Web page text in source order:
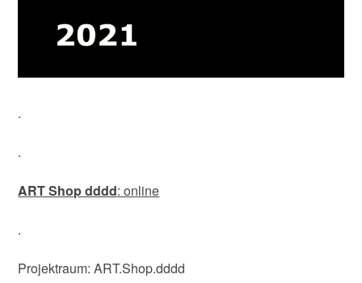
.
.
ART Shop dddd: online
.
Projektraum: ART.Shop.dddd